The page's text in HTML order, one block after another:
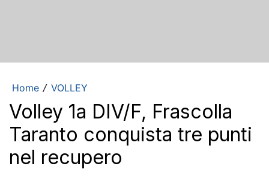
Home / VOLLEY
Volley 1a DIV/F, Frascolla
Taranto conquista tre punti
nel recupero